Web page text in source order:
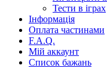
Тести в іграх
Інформація
Оплата частинами
F.A.Q.
Мій аккаунт
Список бажань